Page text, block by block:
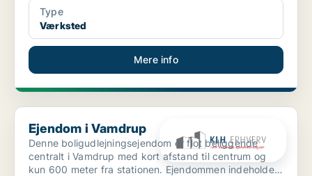
Type
Værksted
Mere info
Ejendom i Vamdrup
Ejendom i Vamdrup
Denne boligudlejningsejendom er flot beliggende
centralt i Vamdrup med kort afstand til centrum og
kun 600 meter fra stationen. Ejendommen indeholder i